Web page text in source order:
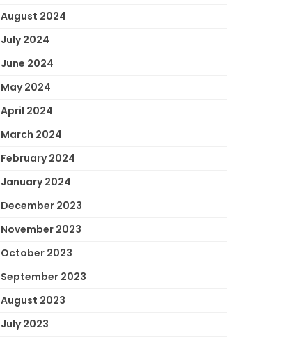
August 2024
July 2024
June 2024
May 2024
April 2024
March 2024
February 2024
January 2024
December 2023
November 2023
October 2023
September 2023
August 2023
July 2023